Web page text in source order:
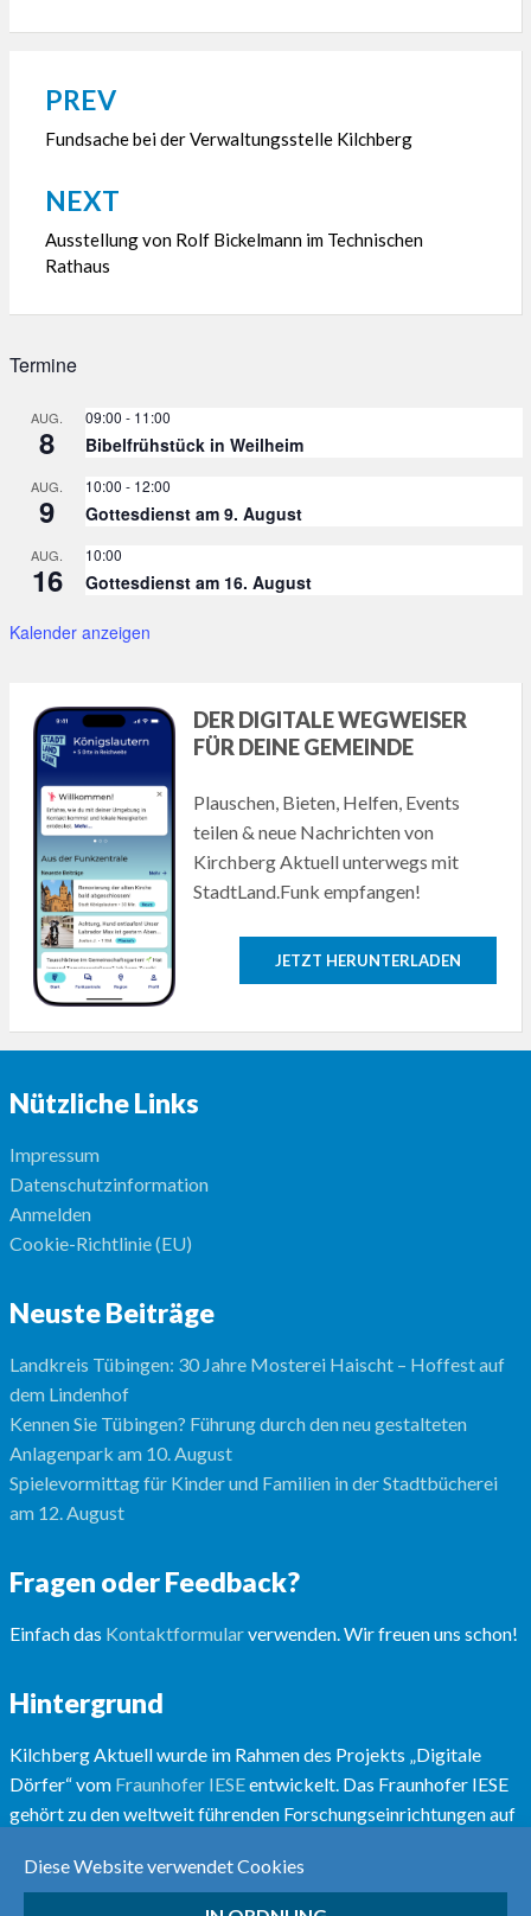
Beitragsnavigation
PREV
Fundsache bei der Verwaltungsstelle Kilchberg
NEXT
Ausstellung von Rolf Bickelmann im Technischen
Rathaus
Termine
AUG.
8
09:00 - 11:00
Bibelfrühstück in Weilheim
AUG.
9
10:00 - 12:00
Gottesdienst am 9. August
AUG.
16
10:00
Gottesdienst am 16. August
Kalender anzeigen
DER DIGITALE WEGWEISER
FÜR DEINE GEMEINDE
Plauschen, Bieten, Helfen, Events
teilen & neue Nachrichten von
Kirchberg Aktuell unterwegs mit
StadtLand.Funk empfangen!
JETZT HERUNTERLADEN
Nützliche Links
Impressum
Datenschutzinformation
Anmelden
Cookie-Richtlinie (EU)
Neuste Beiträge
Landkreis Tübingen: 30 Jahre Mosterei Haischt – Hoffest auf
dem Lindenhof
Kennen Sie Tübingen? Führung durch den neu gestalteten
Anlagenpark am 10. August
Spielevormittag für Kinder und Familien in der Stadtbücherei
am 12. August
Fragen oder Feedback?
Einfach das Kontaktformularverwenden. Wir freuen uns schon!
Hintergrund
Kilchberg Aktuell wurde im Rahmen des Projekts „Digitale
Dörfer“ vom Fraunhofer IESEentwickelt. Das Fraunhofer IESE
gehört zu den weltweit führenden Forschungseinrichtungen auf
Diese Website verwendet Cookies